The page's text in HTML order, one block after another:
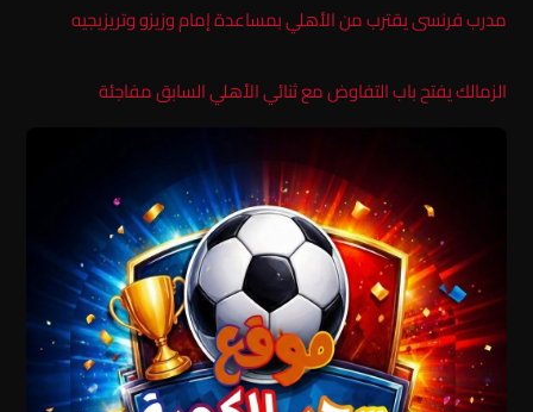
مدرب فرنسى يقترب من الأهلي بمساعدة إمام وزيزو وتريزيجيه
الزمالك يفتح باب التفاوض مع ثنائي الأهلي السابق مفاجئة